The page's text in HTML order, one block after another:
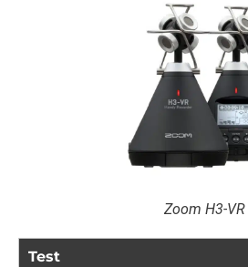
Zoom H3-VR
Test